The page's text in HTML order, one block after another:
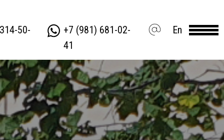
En
50-
+7 (981) 681-02-
41